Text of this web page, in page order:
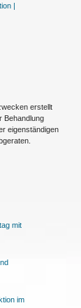
|
erstellt
Behandlung
eigenständigen
mit
im